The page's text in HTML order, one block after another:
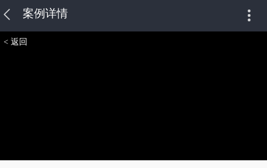
案例详情
< 返回